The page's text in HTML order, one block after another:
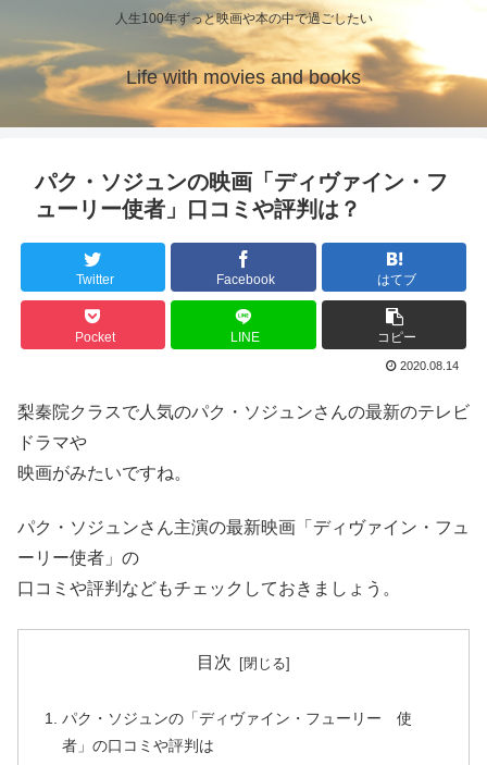
人生100年ずっと映画や本の中で過ごしたい
Life with movies and books
パク・ソジュンの映画「ディヴァイン・フ
ューリー使者」口コミや評判は？
Twitter Facebook はてブ
Pocket LINE コピー
2020.08.14
梨秦院クラスで人気のパク・ソジュンさんの最新のテレビ
ドラマや
映画がみたいですね。
パク・ソジュンさん主演の最新映画「ディヴァイン・フュ
ーリー使者」の
口コミや評判などもチェックしておきましょう。
目次
パク・ソジュンの「ディヴァイン・フューリー 使
者」の口コミや評判は